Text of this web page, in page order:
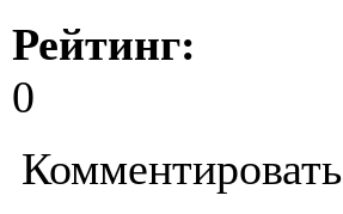
Рейтинг:
0
Комментировать